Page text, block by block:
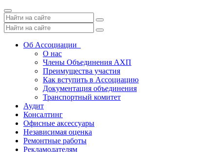
Toggle
navigation
Об Ассоциации
О нас
Члены Объединения АХП
Преимущества участия
Как вступить в Ассоциацию
Документация объединения
Транспортный комитет
Аудит
Консалтинг
Офисные аксессуары
Независимая оценка
Ремонтные работы
Рекламодателям